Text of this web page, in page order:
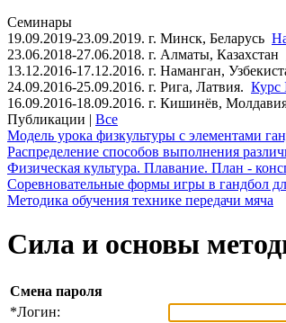
Семинары
19.09.2019-23.09.2019. г. Минск, Беларусь
23.06.2018-27.06.2018. г. Алматы, Казахстан
13.12.2016-17.12.2016. г. Наманган,
24.09.2016-25.09.2016. г. Рига, Латвия. Курс
16.09.2016-18.09.2016. г. Кишинёв,
Публикации | Все
Модель урока физкультуры с элементами
Распределение способов выполнения
Физическая культура. Плавание. План -
Соревновательные формы игры в гандбол
Методика обучения технике передачи мяча
Сила и основы
Смена пароля
*Логин: